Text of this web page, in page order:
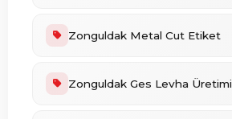
Zonguldak Metal Cut Etiket
Zonguldak Ges Levha Üretimi